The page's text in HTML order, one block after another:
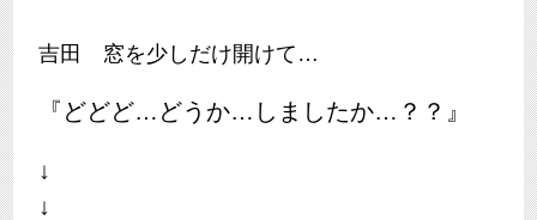
吉田 窓を少しだけ開けて…
『どどど…どうか…しましたか…？？』
↓
↓